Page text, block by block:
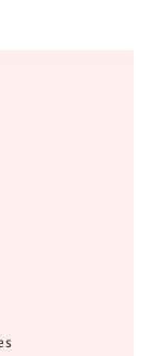
Jean-Baptiste -
Saint